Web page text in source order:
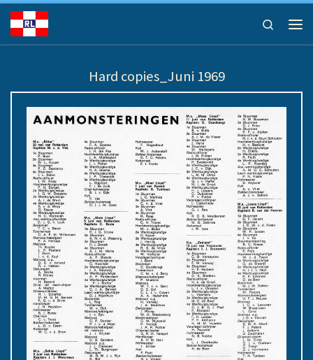
Ga naar inhoud
Search
Hard copies_Juni 1969